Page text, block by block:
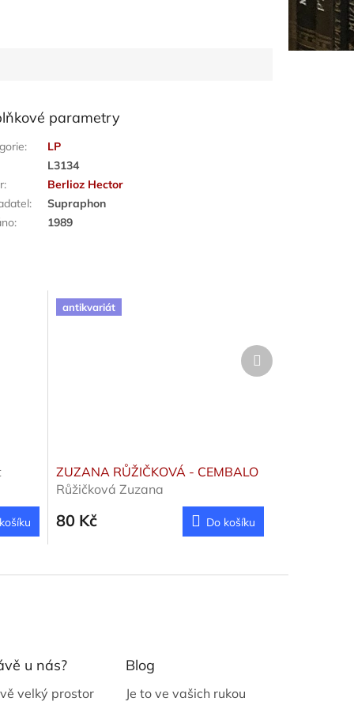
parametry
:
LP
L3134
:
Berlioz Hector
:
Supraphon
: 1989
antikvariát
ZUZANA RŮŽIČKOVÁ - CEMBALO
Růžičková Zuzana
80 Kč Do košíku
Další
produkt
u nás?
velký prostor
Blog
Je to ve vašich rukou